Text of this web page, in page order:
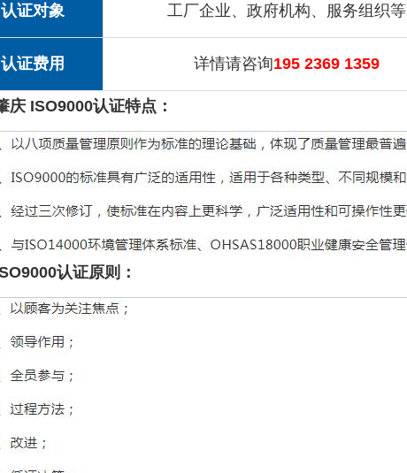
认证对象 工厂企业、政府机构、服务组织等
认证费用 详情请咨询195 2369 1359
庆 ISO9000认证特点：
认证原则：